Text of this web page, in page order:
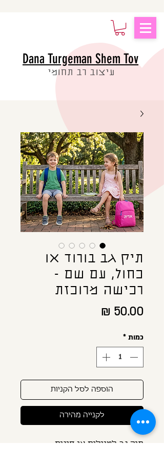
עיצוב רב תחומי
Dana Turgeman Shem Tov
תיק גב בורוד או
כחול, עם שם -
רכישה מרוכזת
כמות *
הוספה לסל הקניות
לקנייה מהירה
תיק גב לטיולים או חוגים